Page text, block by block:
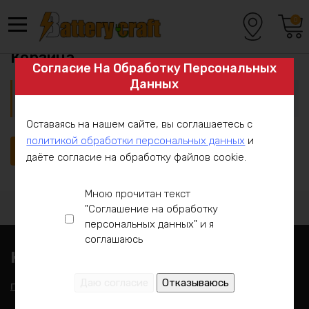
содержанию
0
Корзина
Ваша корзина пока пуста.
Вернуться в магазин
Каталог
Готовые аккумуляторы
Согласие На Обработку Персональных
Данных
Оставаясь на нашем сайте, вы соглашаетесь с
политикой обработки персональных данных и
даёте согласие на обработку файлов cookie.
Мною прочитан текст
"Соглашение на обработку
персональных данных" и я
соглашаюсь